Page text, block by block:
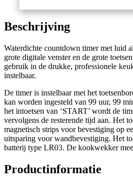
Beschrijving
Waterdichte countdown timer met luid
grote digitale venster en de grote
gebruik in de drukke, professionele
instelbaar.
De timer is instelbaar met het
kan worden ingesteld van 99 uur, 99
het intoetsen van ‘START’ wordt de
vervolgens de resterende tijd aan. Het
magnetisch strips voor bevestiging op
uitsparing voor wandbevestiging. Het
batterij type LR03. De kookwekker
Productinformatie